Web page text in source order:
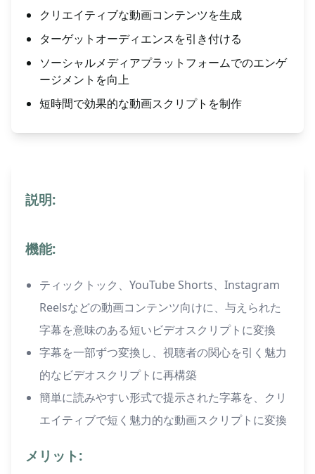
クリエイティブな動画コンテンツを生成
ターゲットオーディエンスを引き付ける
ソーシャルメディアプラットフォームでのエンゲ
ージメントを向上
短時間で効果的な動画スクリプトを制作
説明:
機能:
ティックトック、YouTube Shorts、Instagram
Reelsなどの動画コンテンツ向けに、与えられた
字幕を意味のある短いビデオスクリプトに変換
字幕を一部ずつ変換し、視聴者の関心を引く魅力
的なビデオスクリプトに再構築
簡単に読みやすい形式で提示された字幕を、クリ
エイティブで短く魅力的な動画スクリプトに変換
メリット: